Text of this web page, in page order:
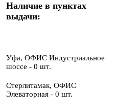
Наличие в пунктах
выдачи:
Уфа, ОФИС Индустриальное
шоссе - 0 шт.
Стерлитамак, ОФИС
Элеваторная - 0 шт.